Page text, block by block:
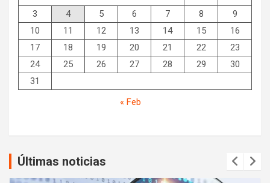
3
4 5 6 7 8
9
10
11 12 13 14 15
16
17
18 19 20 21 22
23
24
25 26 27 28 29
30
31
« Feb
Últimas noticias